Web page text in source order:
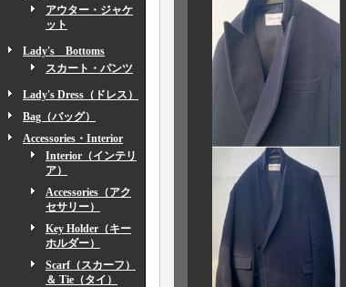
アウター・ジャケ
ット
Lady's Bottoms
スカート・パンツ
Lady's Dress（ドレス）
Bag（バッグ）
Accessories・Interior
Interior（インテリ
ア）
Accessories（アク
セサリー）
Key Holder（キー
ホルダー）
Scarf（スカーフ）
＆ Tie（タイ）